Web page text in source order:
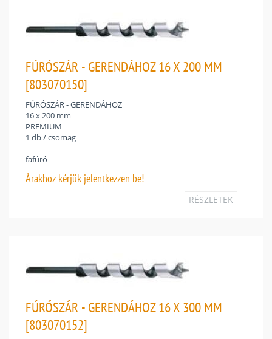
FÚRÓSZÁR - GERENDÁHOZ 16 X 200 MM
[803070150]
FÚRÓSZÁR - GERENDÁHOZ
16 x 200 mm
PREMIUM
1 db / csomag
fafúró
Árakhoz kérjük jelentkezzen be!
RÉSZLETEK
FÚRÓSZÁR - GERENDÁHOZ 16 X 300 MM
[803070152]